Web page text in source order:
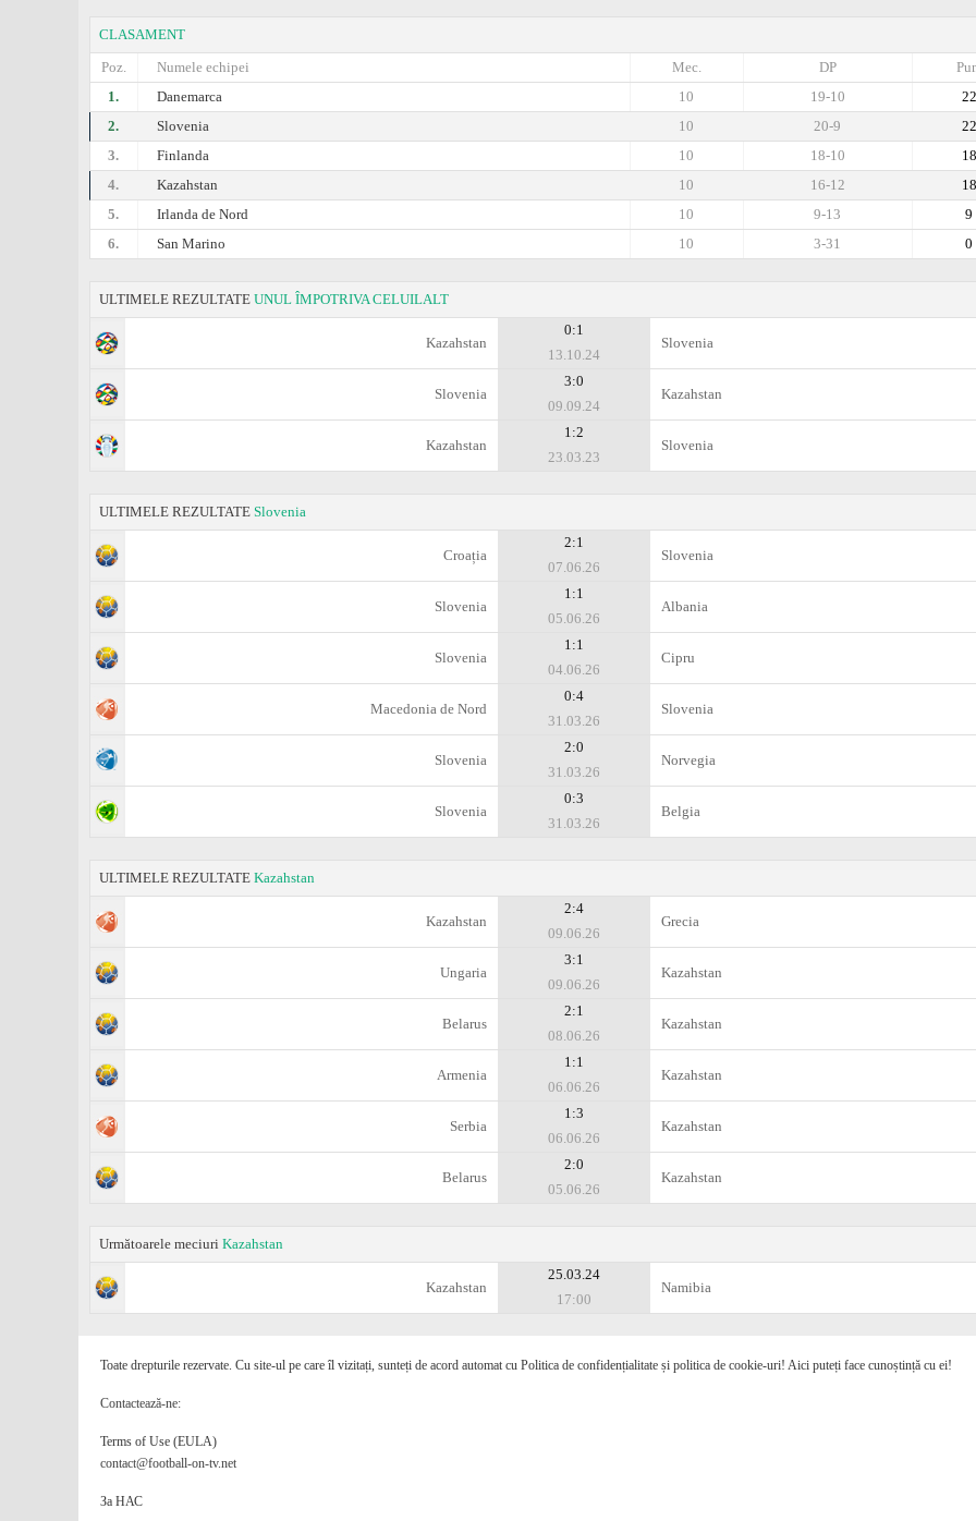
CLASAMENT
Poz.
Numele echipei DP
Mec.
1.
Danemarca 22
19-10
10
2.
Slovenia 22
20-9
10
3.
Finlanda 18
18-10
10
4.
Kazahstan 18
16-12
10
5.
Irlanda de Nord 9
9-13
10
6.
San Marino 0
3-31
10
ULTIMELE REZULTATE UNUL ÎMPOTRIVA CELUILALT
Kazahstan
0:1
13.10.24
Slovenia
Slovenia
3:0
09.09.24
Kazahstan
Kazahstan
1:2
23.03.23
Slovenia
ULTIMELE REZULTATE Slovenia
Croația
2:1
07.06.26
Slovenia
Slovenia
1:1
05.06.26
Albania
Slovenia
1:1
04.06.26
Cipru
Macedonia de Nord
0:4
31.03.26
Slovenia
Slovenia
2:0
31.03.26
Norvegia
Slovenia
0:3
31.03.26
Belgia
ULTIMELE REZULTATE Kazahstan
Kazahstan
2:4
09.06.26
Grecia
Ungaria
3:1
09.06.26
Kazahstan
Belarus
2:1
08.06.26
Kazahstan
Armenia
1:1
06.06.26
Kazahstan
Serbia
1:3
06.06.26
Kazahstan
Belarus
2:0
05.06.26
Kazahstan
Următoarele meciuri Kazahstan
Kazahstan
25.03.24
17:00
Namibia
Toate drepturile rezervate. Cu site-ul pe care îl vizitați, sunteți de acord automat cu Politica de confidențialitate și politica de cookie-uri! Aici puteți face cunoștință cu ei!
Contactează-ne:
Terms of Use (EULA)
contact@football-on-tv.net
За НАС